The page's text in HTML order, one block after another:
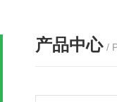
产品中心 /